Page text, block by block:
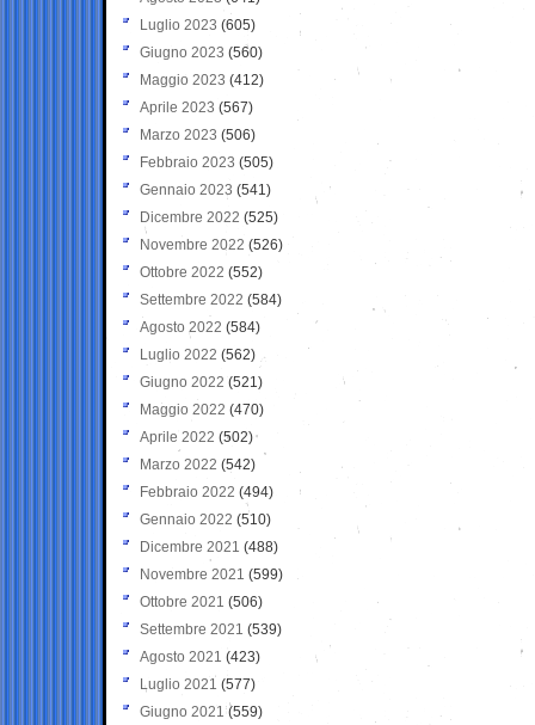
Luglio 2023 (605)
Giugno 2023 (560)
Maggio 2023 (412)
Aprile 2023 (567)
Marzo 2023 (506)
Febbraio 2023 (505)
Gennaio 2023 (541)
Dicembre 2022 (525)
Novembre 2022 (526)
Ottobre 2022 (552)
Settembre 2022 (584)
Agosto 2022 (584)
Luglio 2022 (562)
Giugno 2022 (521)
Maggio 2022 (470)
Aprile 2022 (502)
Marzo 2022 (542)
Febbraio 2022 (494)
Gennaio 2022 (510)
Dicembre 2021 (488)
Novembre 2021 (599)
Ottobre 2021 (506)
Settembre 2021 (539)
Agosto 2021 (423)
Luglio 2021 (577)
Giugno 2021(559)